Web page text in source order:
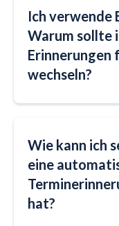
Ich verwende
Warum sollte
Erinnerungen
wechseln?
Wie kann ich
eine
hat?